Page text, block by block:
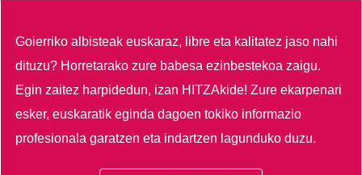
Goierriko albisteak euskaraz, libre eta kalitatez jaso nahi
dituzu? Horretarako zure babesa ezinbestekoa zaigu.
Egin zaitez harpidedun, izan HITZAkide!Zure ekarpenari
esker, euskaratik eginda dagoen tokiko informazio
profesionala garatzen eta indartzen lagunduko duzu.